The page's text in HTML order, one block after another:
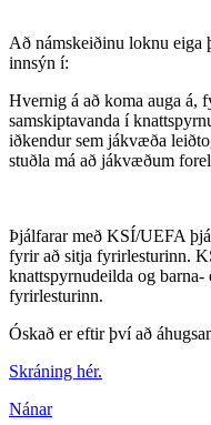
Að námskeiðinu loknu eiga
innsýn í:
Hvernig á að koma auga á,
samskiptavanda í
iðkendur sem jákvæða
stuðla má að jákvæðum
Þjálfarar með KSÍ/UEFA
fyrir að sitja fyrirlesturinn.
knattspyrnudeilda og
fyrirlesturinn.
Óskað er eftir því að
Skráning hér.
Nánar